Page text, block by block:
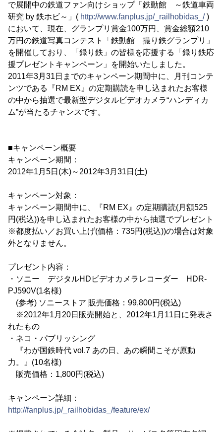
で展開中の鉄道ファン向けショップ「鉄動館 ～鉄道車両
研究 by 鉄ホビ～」( http://www.fanplus.jp/_railhobidas_/)
において、現在、グランプリ賞金100万円、賞金総額210
万円の鉄道写真コンテスト「鉄動館 撮り鉄グランプリ」
を開催しており、「録り鉄」の皆様を応援する「録り鉄応
援プレゼントキャンペーン」を開始いたしました。
2011年3月31日までのキャンペーン期間中に、月刊コンテ
ンツである『RM EX』の定期購読を申し込まれたお客様
の中から抽選で最新型デジタルビデオカメラ“ハンディカ
ム”が当たるチャンスです。
■キャンペーン概要
キャンペーン期間：
2012年1月5日(木)～2012年3月31日(土)
キャンペーン対象：
キャンペーン期間中に、『RM EX』の定期購読(月額525
円(税込))を申し込まれたお客様の中から抽選でプレゼント
※都度払い／お買い上げ(価格：735円(税込))の場合は対象
外となりません。
プレゼント内容：
・ソニー デジタルHDビデオカメラレコーダー HDR-
PJ590V(1名様)
(参考) ソニーストア 販売価格：99,800円(税込)
※2012年1月20日販売開始と、2012年1月11日に発表さ
れたもの
・ネコ・パブリッシング
『わが国鉄時代 vol.7 あの日、あの瞬間こそが原動
力。』(10名様)
販売価格：1,800円(税込)
キャンペーン詳細：
http://fanplus.jp/_railhobidas_/feature/ex/